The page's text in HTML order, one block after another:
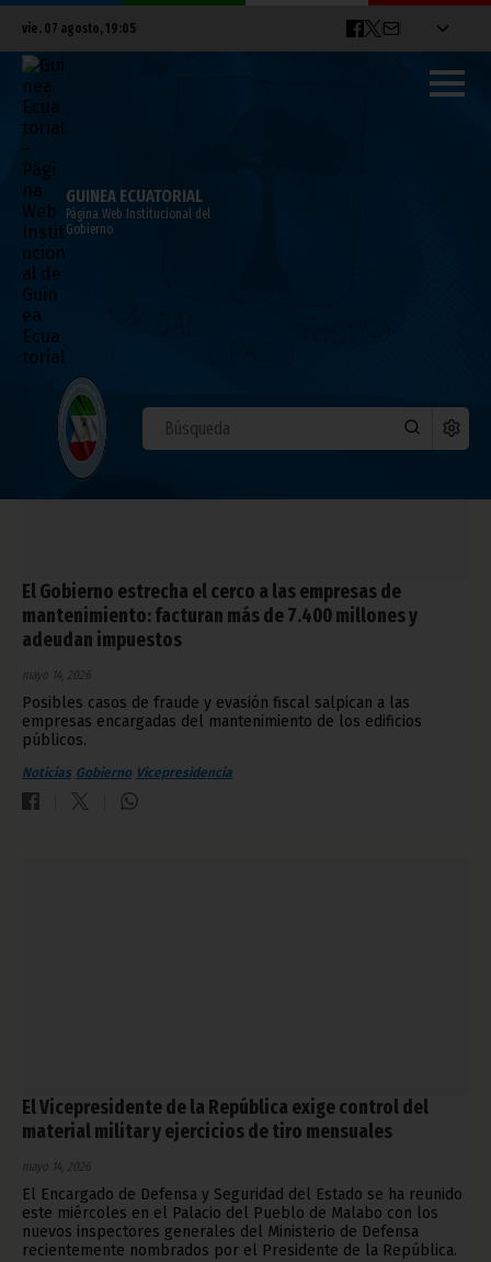
vie. 07 agosto, 19:05
GUINEA ECUATORIAL
Página Web Institucional del
Gobierno
VICEPRESIDENCIA
El Gobierno estrecha el cerco a las empresas de
mantenimiento: facturan más de 7.400 millones y
adeudan impuestos
mayo 14, 2026
Posibles casos de fraude y evasión fiscal salpican a las
empresas encargadas del mantenimiento de los edificios
públicos.
Noticias Gobierno Vicepresidencia
El Vicepresidente de la República exige control del
material militar y ejercicios de tiro mensuales
mayo 14, 2026
El Encargado de Defensa y Seguridad del Estado se ha reunido
este miércoles en el Palacio del Pueblo de Malabo con los
nuevos inspectores generales del Ministerio de Defensa
recientemente nombrados por el Presidente de la República.